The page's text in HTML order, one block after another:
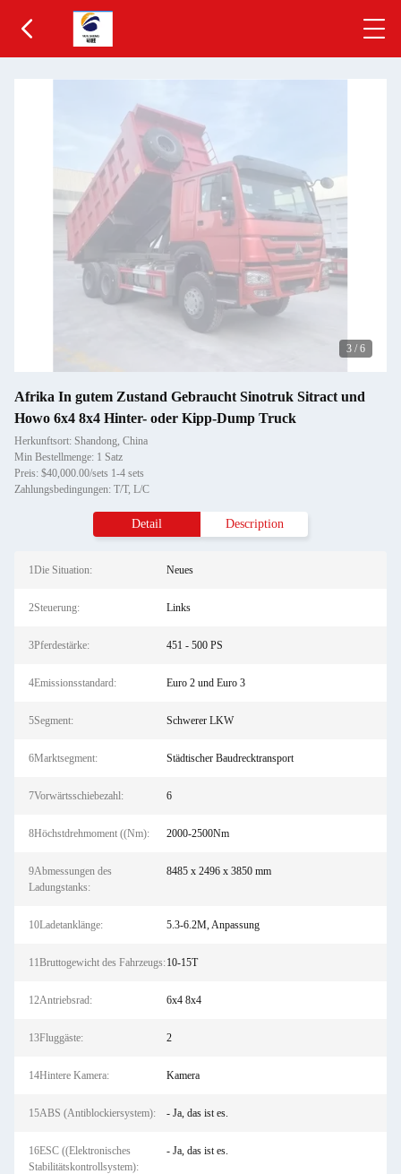
3 / 6
Afrika In gutem Zustand Gebraucht Sinotruk Sitract und
Howo 6x4 8x4 Hinter- oder Kipp-Dump Truck
Herkunftsort: Shandong, China
Min Bestellmenge: 1 Satz
Preis: $40,000.00/sets 1-4 sets
Zahlungsbedingungen: T/T, L/C
Detail Description
1Die Situation: Neues
2Steuerung: Links
3Pferdestärke: 451 - 500 PS
4Emissionsstandard: Euro 2 und Euro 3
5Segment: Schwerer LKW
6Marktsegment: Städtischer Baudrecktransport
7Vorwärtsschiebezahl: 6
8Höchstdrehmoment ((Nm): 2000-2500Nm
9Abmessungen des
Ladungstanks:
8485 x 2496 x 3850 mm
10Ladetanklänge: 5.3-6.2M, Anpassung
11Bruttogewicht des Fahrzeugs:10-15T
12Antriebsrad: 6x4 8x4
13Fluggäste: 2
14Hintere Kamera: Kamera
15ABS (Antiblockiersystem): - Ja, das ist es.
16ESC ((Elektronisches
Stabilitätskontrollsystem):
- Ja, das ist es.